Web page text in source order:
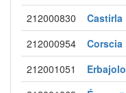
212000830 Castirla
212000954 Corscia
212001051 Erbajolo